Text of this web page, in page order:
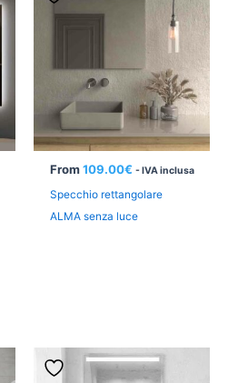
From 109.00€ - IVA inclusa
Specchio rettangolare
ALMA senza luce